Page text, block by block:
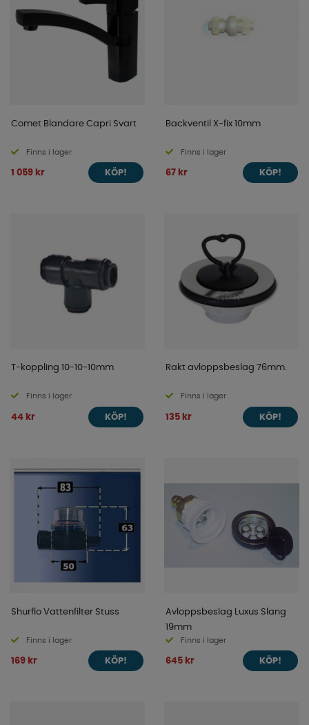
Comet Blandare Capri Svart
Finns i lager
1 059 kr KÖP!
Backventil X-fix 10mm
Finns i lager
67 kr KÖP!
T-koppling 10-10-10mm
Finns i lager
44 kr KÖP!
Rakt avloppsbeslag 76mm.
Finns i lager
135 kr KÖP!
Shurflo Vattenfilter Stuss
Finns i lager
169 kr KÖP!
Avloppsbeslag Luxus Slang
19mm
Finns i lager
645 kr KÖP!